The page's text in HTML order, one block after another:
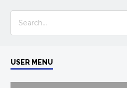
USER MENU